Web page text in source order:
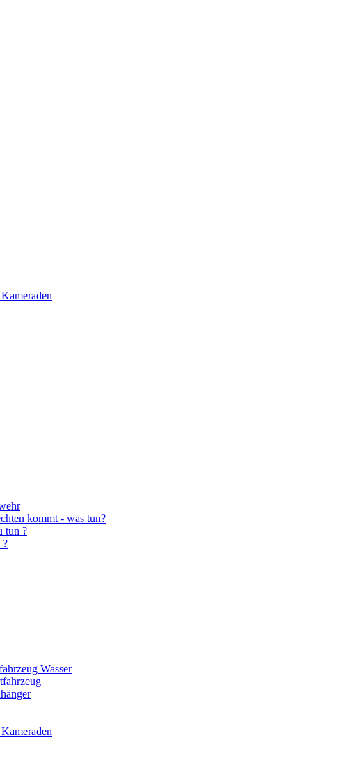
kommt - was tun?
tun ?
?
Wasser